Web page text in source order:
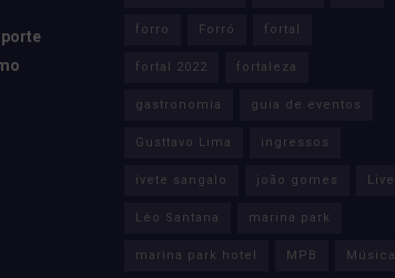
forro Forró fortal
fortal 2022 fortaleza
gastronomia guia de eventos
Gusttavo Lima ingressos
ivete sangalo joão gomes Live
Léo Santana marina park
marina park hotel MPB Música